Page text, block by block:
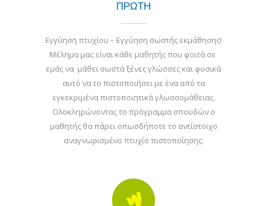
ΠΡΩΤΗ
Εγγύηση πτυχίου – Εγγύηση σωστής εκμάθησης!
Μέλημα μας είναι κάθε μαθητής που φοιτά σε
εμάς να μάθει σωστά ξένες γλώσσες και φυσικά
αυτό να το πιστοποιήσει με ένα από τα
εγκεκριμένα πιστοποιητικά γλωσσομάθειας.
Ολοκληρώνοντας το πρόγραμμα σπουδών ο
μαθητής θα πάρει οπωσδήποτε το αντίστοιχο
αναγνωρισμένο πτυχίο πιστοποίησης.